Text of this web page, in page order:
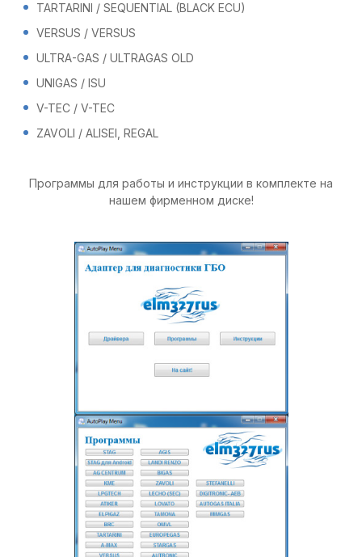
TARTARINI / SEQUENTIAL (BLACK ECU)
VERSUS / VERSUS
ULTRA-GAS / ULTRAGAS OLD
UNIGAS / ISU
V-TEC / V-TEC
ZAVOLI / ALISEI, REGAL
Программы для работы и инструкции в комплекте на
нашем фирменном диске!